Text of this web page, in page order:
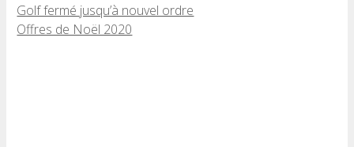
Golf fermé jusqu’à nouvel ordre
Offres de Noël 2020